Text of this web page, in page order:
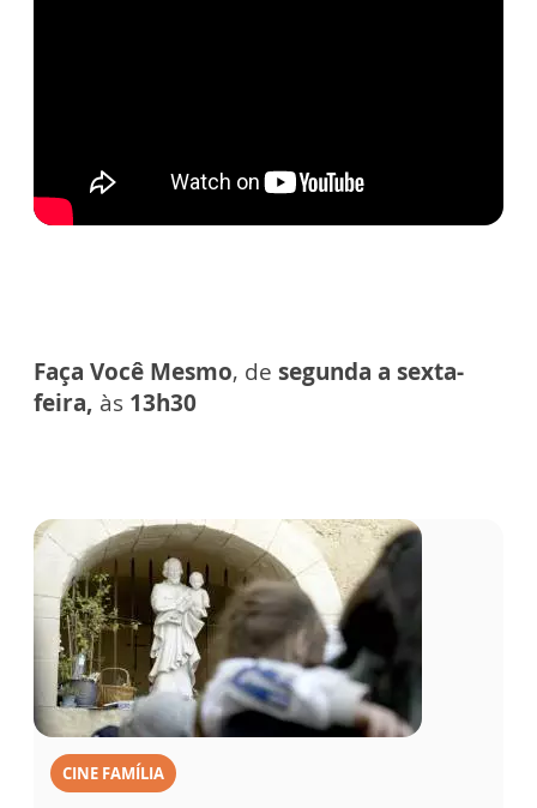
Faça Você Mesmo, de segunda a sexta-
feira, às 13h30
CINE FAMÍLIA